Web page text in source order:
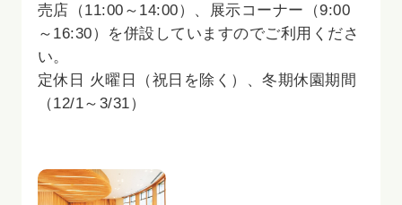
売店（11:00～14:00）、展示コーナー（9:00
～16:30）を併設していますのでご利用くださ
い。
定休日 火曜日（祝日を除く）、冬期休園期間
（12/1～3/31）